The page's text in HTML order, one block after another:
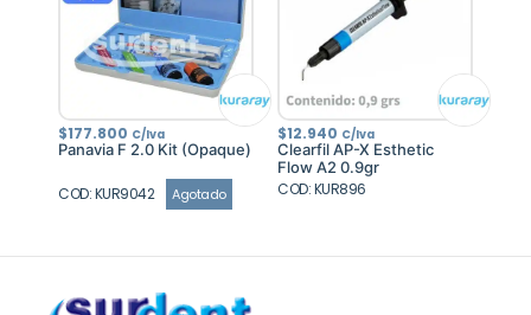
$177.800 C/Iva
Panavia F 2.0 Kit (Opaque)
COD: KUR9042 Agotado
$12.940 C/Iva
Clearfil AP-X Esthetic
Flow A2 0.9gr
COD: KUR896